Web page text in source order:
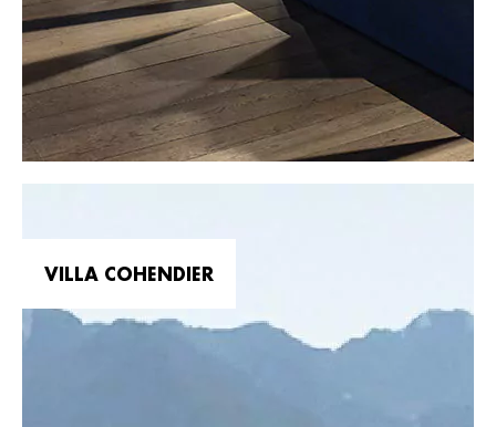
VILLA COHENDIER